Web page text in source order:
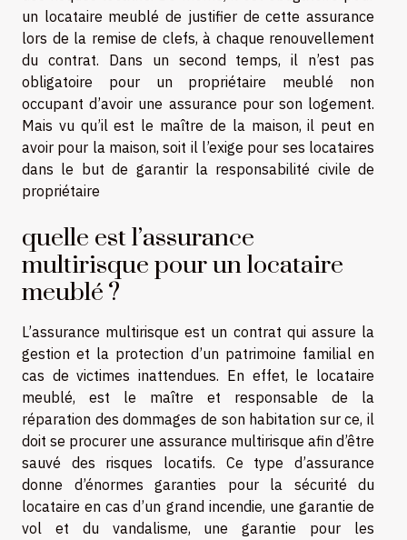
un locataire meublé de justifier de cette assurance
lors de la remise de clefs, à chaque renouvellement
du contrat. Dans un second temps, il n’est pas
obligatoire pour un propriétaire meublé non
occupant d’avoir une assurance pour son logement.
Mais vu qu’il est le maître de la maison, il peut en
avoir pour la maison, soit il l’exige pour ses locataires
dans le but de garantir la responsabilité civile de
propriétaire
quelle est l’assurance
multirisque pour un locataire
meublé ?
L’assurance multirisque est un contrat qui assure la
gestion et la protection d’un patrimoine familial en
cas de victimes inattendues. En effet, le locataire
meublé, est le maître et responsable de la
réparation des dommages de son habitation sur ce, il
doit se procurer une assurance multirisque afin d’être
sauvé des risques locatifs. Ce type d’assurance
donne d’énormes garanties pour la sécurité du
locataire en cas d’un grand incendie, une garantie de
vol et du vandalisme, une garantie pour les